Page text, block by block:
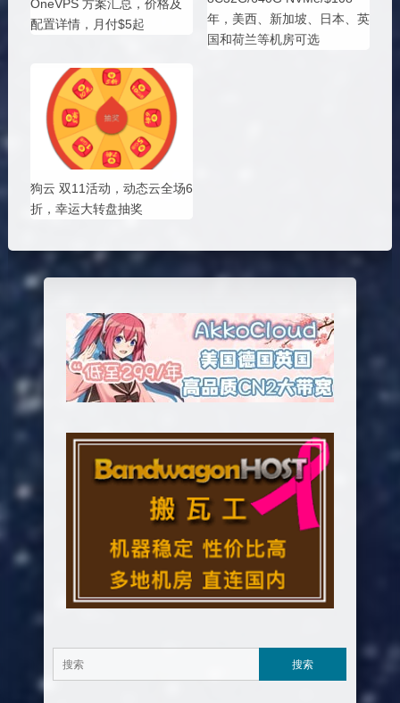
OneVPS 方案汇总，价格及
配置详情，月付$5起
年，美西、新加坡、日本、英
国和荷兰等机房可选
狗云 双11活动，动态云全场6
折，幸运大转盘抽奖